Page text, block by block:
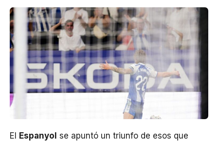
El Espanyol se apuntó un triunfo de esos que